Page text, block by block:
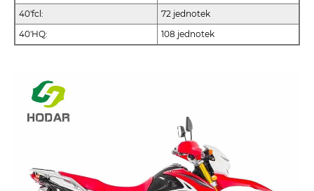
40'fcl:
72 jednotek
40'HQ:
108 jednotek